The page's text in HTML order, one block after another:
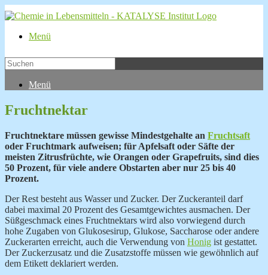
Menü
Menü
Fruchtnektar
Fruchtnektare müssen gewisse Mindestgehalte an Fruchtsaft
oder Fruchtmark aufweisen; für Apfelsaft oder Säfte der
meisten Zitrusfrüchte, wie Orangen oder Grapefruits, sind dies
50 Prozent, für viele andere Obstarten aber nur 25 bis 40
Prozent.
Der Rest besteht aus Wasser und Zucker. Der Zuckeranteil darf
dabei maximal 20 Prozent des Gesamtgewichtes ausmachen. Der
Süßgeschmack eines Fruchtnektars wird also vorwiegend durch
hohe Zugaben von Glukosesirup, Glukose, Saccharose oder andere
Zuckerarten erreicht, auch die Verwendung von Honig ist gestattet.
Der Zuckerzusatz und die Zusatzstoffe müssen wie gewöhnlich auf
dem Etikett deklariert werden.